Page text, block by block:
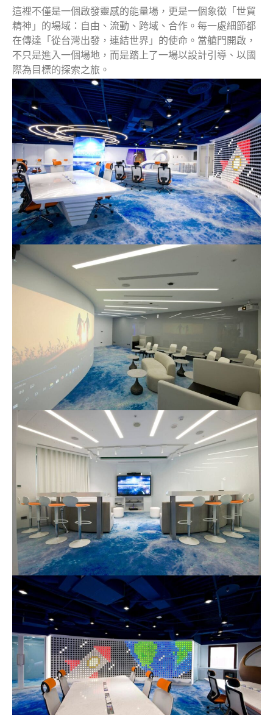
這裡不僅是一個啟發靈感的能量場，更是一個象徵「世貿
精神」的場域：自由、流動、跨域、合作。每一處細節都
在傳達「從台灣出發，連結世界」的使命。當艙門開啟，
不只是進入一個場地，而是踏上了一場以設計引導、以國
際為目標的探索之旅。